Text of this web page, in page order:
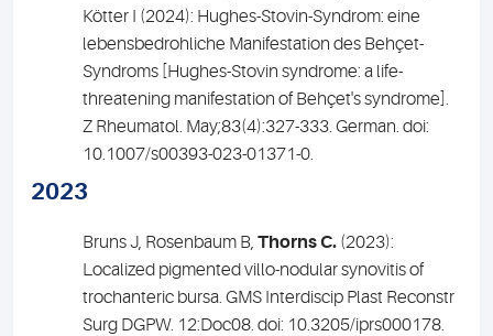
Kötter I (2024): Hughes-Stovin-Syndrom: eine
lebensbedrohliche Manifestation des Behçet-
Syndroms [Hughes-Stovin syndrome: a life-
threatening manifestation of Behçet's syndrome].
Z Rheumatol. May;83(4):327-333. German. doi:
10.1007/s00393-023-01371-0.
2023
Bruns J, Rosenbaum B,Thorns C. (2023):
Localized pigmented villo-nodular synovitis of
trochanteric bursa. GMS Interdiscip Plast Reconstr
Surg DGPW. 12:Doc08. doi: 10.3205/iprs000178.